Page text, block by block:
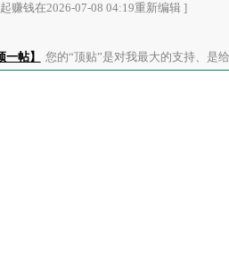
赚钱在2026-07-08 04:19重新编辑 ]
一帖】 您的“顶贴”是对我最大的支持、是